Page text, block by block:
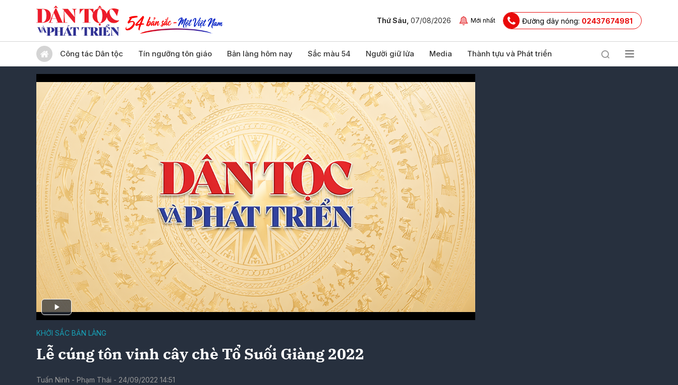
Thứ Sáu, 07/08/2026 Mới nhất Đường dây nóng: 02437674981
Công tác Dân tộc Tín ngưỡng tôn giáo Bản làng hôm nay Sắc màu 54 Người giữ lửa Media Thành tựu và Phát triển
KHỞI SẮC BẢN LÀNG
Lễ cúng tôn vinh cây chè Tổ Suối Giàng 2022
Tuấn Ninh - Phạm Thái - 24/09/2022 14:51